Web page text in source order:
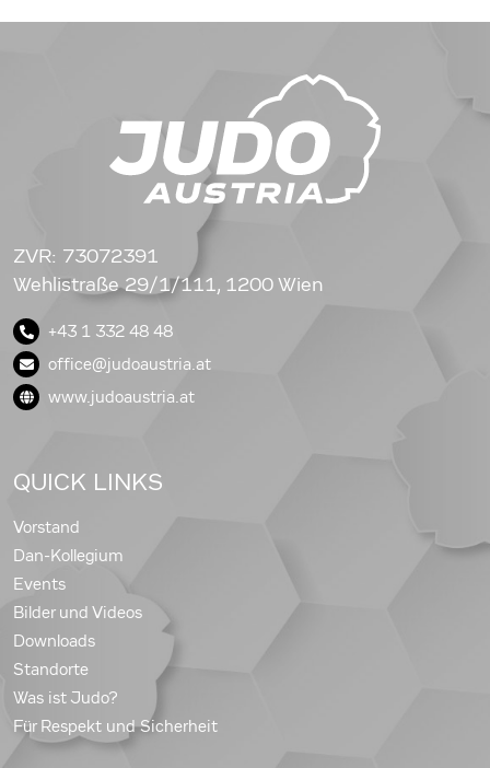
ZVR: 73072391
Wehlistraße 29/1/111, 1200 Wien
+43 1 332 48 48
office@judoaustria.at
www.judoaustria.at
QUICK LINKS
Vorstand
Dan-Kollegium
Events
Bilder und Videos
Downloads
Standorte
Was ist Judo?
Für Respekt und Sicherheit